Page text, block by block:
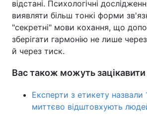
відстані. Психологічні
виявляти більш тонкі форми
"секретні" мови кохання, що
зберігати гармонію не лише
й через тиск.
Вас також можуть
Експерти з етикету назвали
миттєво відштовхують